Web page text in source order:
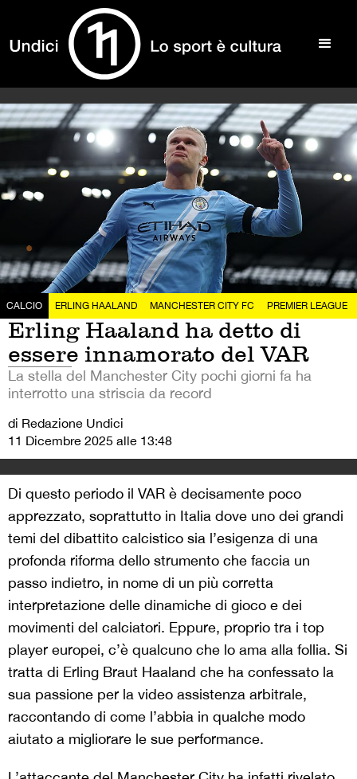
CALCIO ERLING HAALAND MANCHESTER CITY FC PREMIER LEAGUE
Erling Haaland ha detto di
essere innamorato del VAR
La stella del Manchester City pochi giorni fa ha
interrotto una striscia da record
di Redazione Undici
11 Dicembre 2025 alle 13:48
Di questo periodo il VAR è decisamente poco
apprezzato, soprattutto in Italia dove uno dei grandi
temi del dibattito calcistico sia l’esigenza di una
profonda riforma dello strumento che faccia un
passo indietro, in nome di un più corretta
interpretazione delle dinamiche di gioco e dei
movimenti del calciatori. Eppure, proprio tra i top
player europei, c’è qualcuno che lo ama alla follia. Si
tratta di Erling Braut Haaland che ha confessato la
sua passione per la video assistenza arbitrale,
raccontando di come l’abbia in qualche modo
aiutato a migliorare le sue performance.